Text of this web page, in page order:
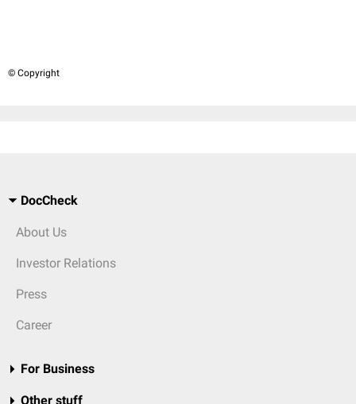
© Copyright
DocCheck
About Us
Investor Relations
Press
Career
For Business
Other stuff